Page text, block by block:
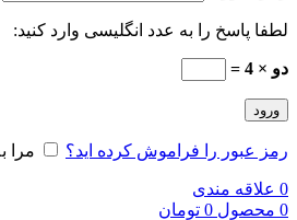
لطفا پاسخ را به عدد انگلیسی وارد کنید:
دو × 4 =
ورود
رمز عبور را فراموش کرده اید؟ مرا
0 علاقه مندی
0 محصول 0 تومان